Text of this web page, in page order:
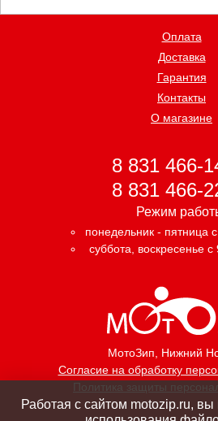
МотоЗип, Нижний
Согласие на обработку
Политика защиты
Оплата
Доставка
Гарантия
Контакты
О магазине
8 831 466-
8 831 466-
Режим
понедельник - пятница
суббота, воскресенье
Работая с сайтом motozip.ru,